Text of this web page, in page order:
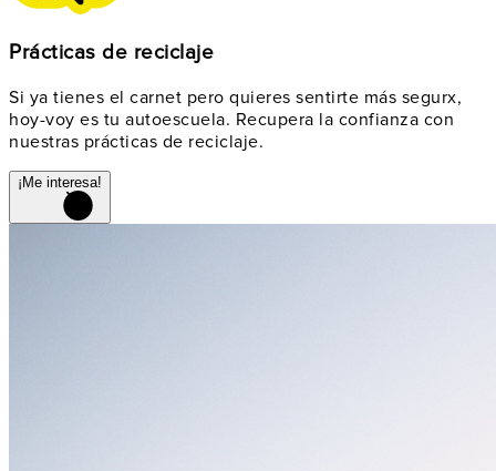
Prácticas de reciclaje
Si ya tienes el carnet pero quieres sentirte más segurx,
hoy-voy es tu autoescuela. Recupera la confianza con
nuestras prácticas de reciclaje.
¡Me interesa!